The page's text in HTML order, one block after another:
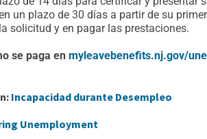
un plazo de 30 días a partir de su
solicitud y en pagar las prestaciones.
se paga en myleavebenefits.nj.gov/
Incapacidad durante Desempleo
Unemployment